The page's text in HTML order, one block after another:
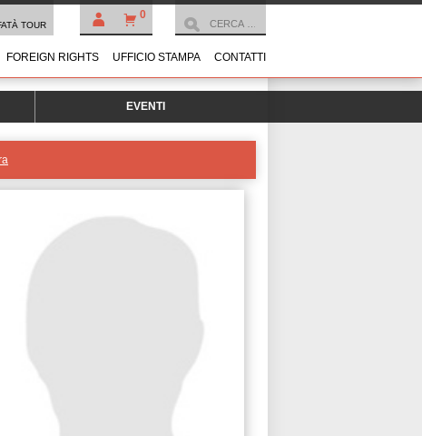
0
TOUR
FOREIGN RIGHTS UFFICIO STAMPA CONTATTI
EVENTI